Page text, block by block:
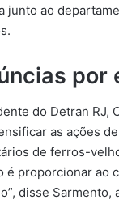
junto ao
por
do Detran RJ,
as ações
de ferros-
é proporcionar ao
disse